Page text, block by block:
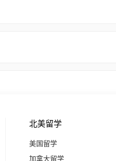
北美留学
美国留学
加拿大留学